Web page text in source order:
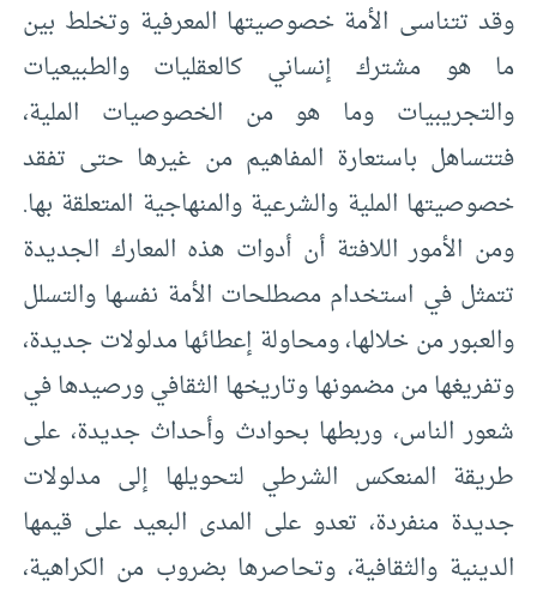
وقد تتناسى الأمة خصوصيتها المعرفية وتخلط بين
ما هو مشترك إنساني كالعقليات والطبيعيات
والتجريبيات وما هو من الخصوصيات الملية،
فتتساهل باستعارة المفاهيم من غيرها حتى تفقد
خصوصيتها الملية والشرعية والمنهاجية المتعلقة بها.
ومن الأمور اللافتة أن أدوات هذه المعارك الجديدة
تتمثل في استخدام مصطلحات الأمة نفسها والتسلل
والعبور من خلالها، ومحاولة إعطائها مدلولات جديدة،
وتفريغها من مضمونها وتاريخها الثقافي ورصيدها في
شعور الناس، وربطها بحوادث وأحداث جديدة، على
طريقة المنعكس الشرطي لتحويلها إلى مدلولات
جديدة منفردة، تعدو على المدى البعيد على قيمها
الدينية والثقافية، وتحاصرها بضروب من الكراهية،